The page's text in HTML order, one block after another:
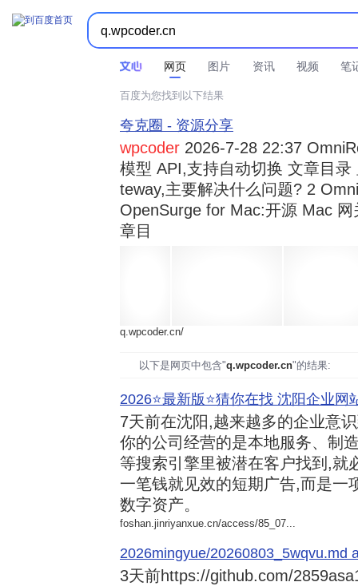
网页 图片 资讯 视频 笔
时间不限  所有网页和文件  站点内检索 
百度为您找到以下结果
夸克圈 - 资源分享
wpcoder 2026-7-28 22:37
模型 API,支持自动切换 文章目
teway,主要解决什么问题? 2
OpenSurge for Mac:开源 Mac
章目
q.wpcoder.cn/
以下是网页中包含"q.wpcoder.cn"的结果:
2026⭐️最新版⭐️猜你在找 沈阳企业网
7天前在沈阳,越来越多的企业意
你的公司经营的是本地服务、制
等搜索引擎里被潜在客户找到,就
一笔钱就见效的短期广告,而是一
数字资产。
foshan.jinriyanxue.cn/access/85_07...
2026mingyue/20260803_5wqvu.md
3天前https://github.com/